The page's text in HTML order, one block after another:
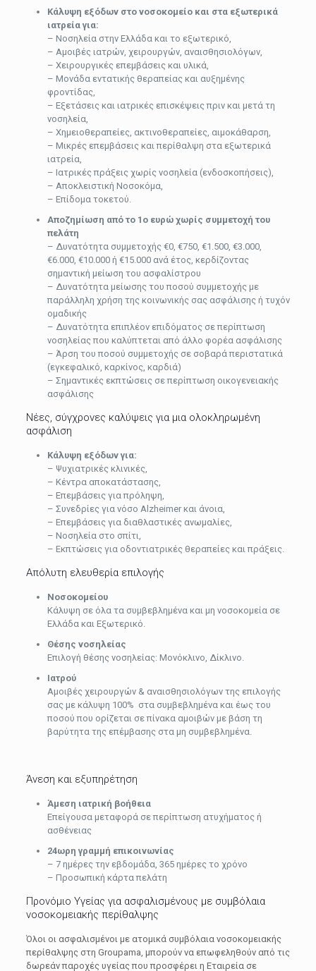
Κάλυψη εξόδων στο νοσοκομείο και στα εξωτερικά
ιατρεία για:
– Νοσηλεία στην Ελλάδα και το εξωτερικό,
– Αμοιβές ιατρών, χειρουργών, αναισθησιολόγων,
– Χειρουργικές επεμβάσεις και υλικά,
– Μονάδα εντατικής θεραπείας και αυξημένης
φροντίδας,
– Εξετάσεις και ιατρικές επισκέψεις πριν και μετά τη
νοσηλεία,
– Χημειοθεραπείες, ακτινοθεραπείες, αιμοκάθαρση,
– Μικρές επεμβάσεις και περίθαλψη στα εξωτερικά
ιατρεία,
– Ιατρικές πράξεις χωρίς νοσηλεία (ενδοσκοπήσεις),
– Αποκλειστική Νοσοκόμα,
– Επίδομα τοκετού.
Αποζημίωση από το 1ο ευρώ χωρίς συμμετοχή του
πελάτη
– Δυνατότητα συμμετοχής €0, €750, €1.500, €3.000,
€6.000, €10.000 ή €15.000 ανά έτος, κερδίζοντας
σημαντική μείωση του ασφαλίστρου
– Δυνατότητα μείωσης του ποσού συμμετοχής με
παράλληλη χρήση της κοινωνικής σας ασφάλισης ή τυχόν
ομαδικής
– Δυνατότητα επιπλέον επιδόματος σε περίπτωση
νοσηλείας που καλύπτεται από άλλο φορέα ασφάλισης
– Άρση του ποσού συμμετοχής σε σοβαρά περιστατικά
(εγκεφαλικό, καρκίνος, καρδιά)
– Σημαντικές εκπτώσεις σε περίπτωση οικογενειακής
ασφάλισης
Νέες, σύγχρονες καλύψεις για μια ολοκληρωμένη
ασφάλιση
Κάλυψη εξόδων για:
– Ψυχιατρικές κλινικές,
– Κέντρα αποκατάστασης,
– Επεμβάσεις για πρόληψη,
– Συνεδρίες για νόσο Alzheimer και άνοια,
– Επεμβάσεις για διαθλαστικές ανωμαλίες,
– Νοσηλεία στο σπίτι,
– Εκπτώσεις για οδοντιατρικές θεραπείες και πράξεις.
Απόλυτη ελευθερία επιλογής
Νοσοκομείου
Κάλυψη σε όλα τα συμβεβλημένα και μη νοσοκομεία σε
Ελλάδα και Εξωτερικό.
Θέσης νοσηλείας
Επιλογή θέσης νοσηλείας: Μονόκλινο, Δίκλινο.
Ιατρού
Αμοιβές χειρουργών & αναισθησιολόγων της επιλογής
σας με κάλυψη 100% στα συμβεβλημένα και έως του
ποσού που ορίζεται σε πίνακα αμοιβών με βάση τη
βαρύτητα της επέμβασης στα μη συμβεβλημένα.
Άνεση και εξυπηρέτηση
Άμεση ιατρική βοήθεια
Επείγουσα μεταφορά σε περίπτωση ατυχήματος ή
ασθένειας
24ωρη γραμμή επικοινωνίας
– 7 ημέρες την εβδομάδα, 365 ημέρες το χρόνο
– Προσωπική κάρτα πελάτη
Προνόμιο Υγείας για ασφαλισμένους με συμβόλαια
νοσοκομειακής περίθαλψης
Όλοι οι ασφαλισμένοι με ατομικά συμβόλαια νοσοκομειακής
περίθαλψης στη Groupama, μπορούν να επωφεληθούν από τις
δωρεάν παροχές υγείας που προσφέρει η Εταιρεία σε